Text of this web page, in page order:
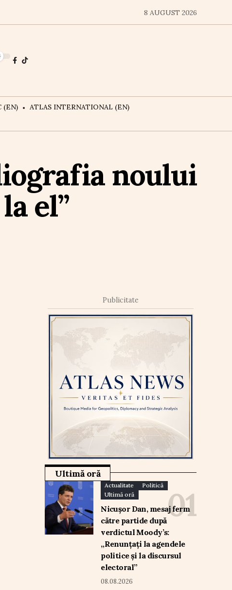
8 AUGUST 2026
(EN)
ATLAS INTERNATIONAL (EN)
noului
el”
Publicitate
Ultimă oră
Actualitate
Politică
Ultimă oră
Nicușor Dan, mesaj ferm
către partide după
verdictul Moody’s:
„Renunțați la agendele
politice și la discursul
electoral”
08.08.2026